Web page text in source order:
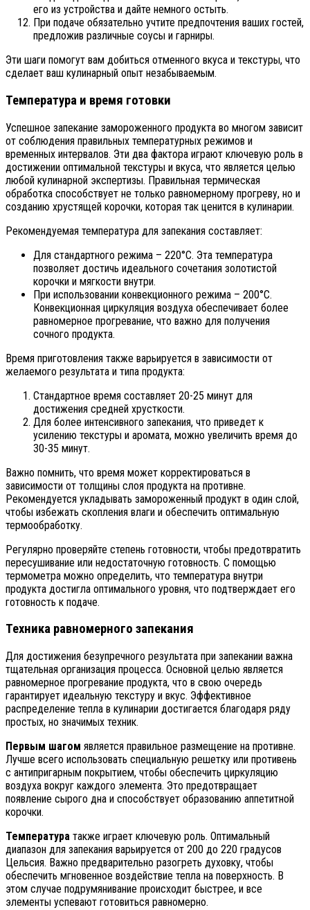
его из устройства и дайте немного остыть.
При подаче обязательно учтите предпочтения ваших гостей,
предложив различные соусы и гарниры.
Эти шаги помогут вам добиться отменного вкуса и текстуры, что
сделает ваш кулинарный опыт незабываемым.
Температура и время готовки
Успешное запекание замороженного продукта во многом зависит
от соблюдения правильных температурных режимов и
временных интервалов. Эти два фактора играют ключевую роль в
достижении оптимальной текстуры и вкуса, что является целью
любой кулинарной экспертизы. Правильная термическая
обработка способствует не только равномерному прогреву, но и
созданию хрустящей корочки, которая так ценится в кулинарии.
Рекомендуемая температура для запекания составляет:
Для стандартного режима – 220°C. Эта температура
позволяет достичь идеального сочетания золотистой
корочки и мягкости внутри.
При использовании конвекционного режима – 200°C.
Конвекционная циркуляция воздуха обеспечивает более
равномерное прогревание, что важно для получения
сочного продукта.
Время приготовления также варьируется в зависимости от
желаемого результата и типа продукта:
Стандартное время составляет 20-25 минут для
достижения средней хрусткости.
Для более интенсивного запекания, что приведет к
усилению текстуры и аромата, можно увеличить время до
30-35 минут.
Важно помнить, что время может корректироваться в
зависимости от толщины слоя продукта на противне.
Рекомендуется укладывать замороженный продукт в один слой,
чтобы избежать скопления влаги и обеспечить оптимальную
термообработку.
Регулярно проверяйте степень готовности, чтобы предотвратить
пересушивание или недостаточную готовность. С помощью
термометра можно определить, что температура внутри
продукта достигла оптимального уровня, что подтверждает его
готовность к подаче.
Техника равномерного запекания
Для достижения безупречного результата при запекании важна
тщательная организация процесса. Основной целью является
равномерное прогревание продукта, что в свою очередь
гарантирует идеальную текстуру и вкус. Эффективное
распределение тепла в кулинарии достигается благодаря ряду
простых, но значимых техник.
Первым шагом является правильное размещение на противне.
Лучше всего использовать специальную решетку или противень
с антипригарным покрытием, чтобы обеспечить циркуляцию
воздуха вокруг каждого элемента. Это предотвращает
появление сырого дна и способствует образованию аппетитной
корочки.
Температура также играет ключевую роль. Оптимальный
диапазон для запекания варьируется от 200 до 220 градусов
Цельсия. Важно предварительно разогреть духовку, чтобы
обеспечить мгновенное воздействие тепла на поверхность. В
этом случае подрумянивание происходит быстрее, и все
элементы успевают готовиться равномерно.